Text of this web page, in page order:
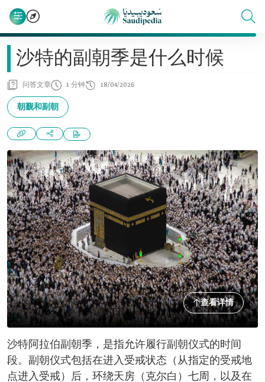
沙特的副朝季是什么时候
问答文章 1 分钟 18/04/2026
朝觐和副朝
查看详情
沙特阿拉伯副朝季，是指允许履行副朝仪式的时间
段。副朝仪式包括在进入受戒状态（从指定的受戒地
点进入受戒）后，环绕天房（克尔白）七周，以及在